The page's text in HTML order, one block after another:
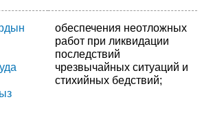
обеспечения неотложных
работ при ликвидации
последствий
чрезвычайных ситуаций и
стихийных бедствий;